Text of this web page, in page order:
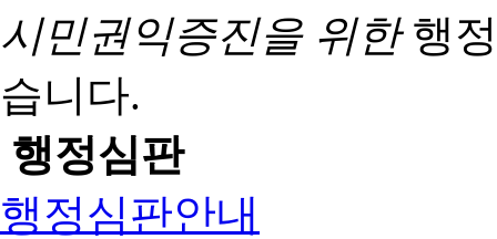
시민권익증진을 위한행
습니다.
행정심판
행정심판안내